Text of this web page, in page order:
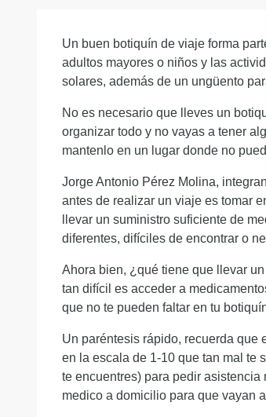
Un buen botiquín de viaje forma
adultos mayores o niños y las
solares, además de un ungüento
No es necesario que lleves un
organizar todo y no vayas a tener
mantenlo en un lugar donde no
Jorge Antonio Pérez Molina,
antes de realizar un viaje es tomar
llevar un suministro suficiente de
diferentes, difíciles de encontrar o
Ahora bien, ¿qué tiene que llevar
tan difícil es acceder a
que no te pueden faltar en tu
Un paréntesis rápido, recuerda que
en la escala de 1-10 que tan mal te
te encuentres) para pedir
medico a domicilio para que vayan